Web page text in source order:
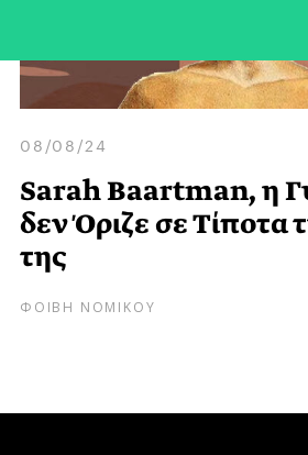
08/08/24
Sarah Baartman, η
δεν Όριζε σε Τίποτα
της
ΦΟΙΒΗ ΝΟΜΙΚΟΥ